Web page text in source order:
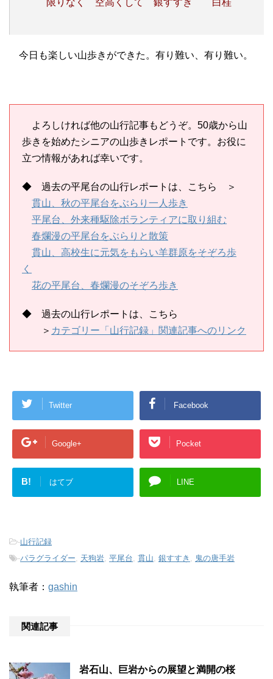
今日も楽しい山歩きができた。有り難い、有り難い。
よろしければ他の山行記事もどうぞ。50歳から山
歩きを始めたシニアの山歩きレポートです。お役に
立つ情報があれば幸いです。
◆ 過去の平尾台の山行レポートは、こちら ＞
貫山、秋の平尾台をぶらり一人歩き
平尾台、外来種駆除ボランティアに取り組む
春爛漫の平尾台をぶらりと散策
貫山、高校生に元気をもらい羊群原をそぞろ歩
く
花の平尾台、春爛漫のそぞろ歩き
◆ 過去の山行レポートは、
こちら
＞ カテゴリー「山行記録」関連記事へのリンク
Twitter Facebook
Google+ Pocket
B! はてブ LINE
-山行記録
-パラグライダー 天狗岩 平尾台 貫山 銀すすき 鬼の唐手岩
執筆者： gashin
関連記事
岩石山、巨岩からの展望と満開の桜